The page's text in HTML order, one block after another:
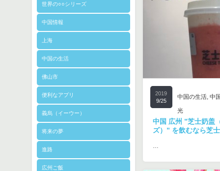
世界の○○シリーズ
中国情報
上海
中国の生活
佛山市
便利なアプリ
義烏（イーウー）
将来の夢
進路
広州ご飯
2019
9/25
中国の生活, 中
光
中国 広州 ”芝士奶盖
ズ）” を飲むなら芝
…